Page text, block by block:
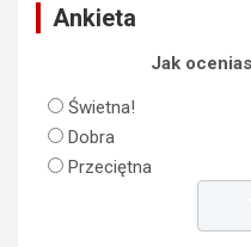
Ankieta
Jak
Świetna!
Dobra
Przeciętna